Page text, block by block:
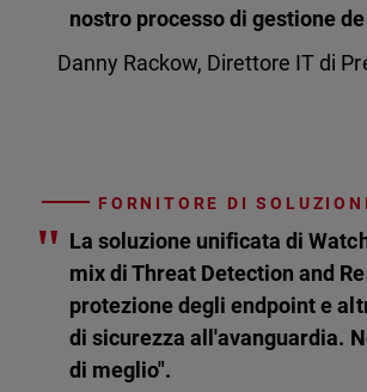
nostro processo di gestione
Danny Rackow, Direttore IT di
FORNITORE DI SOLUZIONI
" La soluzione unificata di
mix di Threat Detection and
protezione degli endpoint e
di sicurezza all'avanguardia.
di meglio".